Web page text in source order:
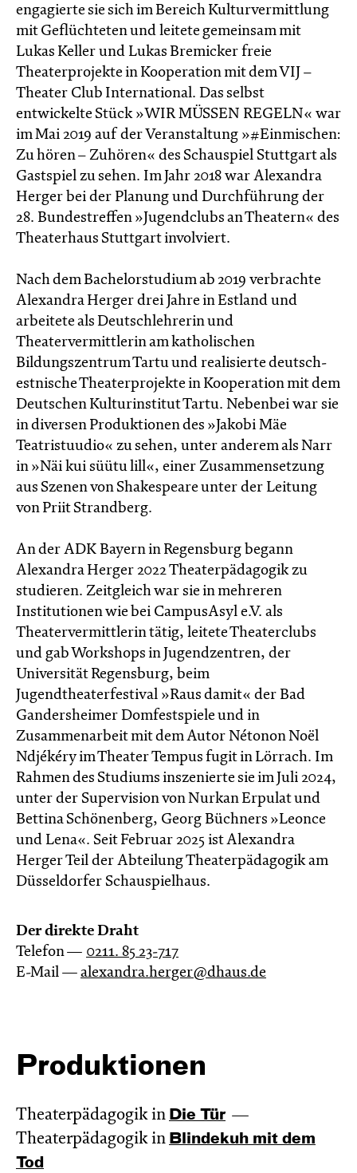
engagierte sie sich im Bereich Kulturvermittlung
mit Geflüchteten und leitete gemeinsam mit
Lukas Keller und Lukas Bremicker freie
Theaterprojekte in Kooperation mit dem VIJ –
Theater Club International. Das selbst
entwickelte Stück »WIR MÜSSEN REGELN« war
im Mai 2019 auf der Veranstaltung »#Einmischen:
Zu hören – Zuhören« des Schauspiel Stuttgart als
Gastspiel zu sehen. Im Jahr 2018 war Alexandra
Herger bei der Planung und Durchführung der
28. Bundestreffen »Jugendclubs an Theatern« des
Theaterhaus Stuttgart involviert.
Nach dem Bachelorstudium ab 2019 verbrachte
Alexandra Herger drei Jahre in Estland und
arbeitete als Deutschlehrerin und
Theatervermittlerin am katholischen
Bildungszentrum Tartu und realisierte deutsch-
estnische Theaterprojekte in Kooperation mit dem
Deutschen Kulturinstitut Tartu. Nebenbei war sie
in diversen Produktionen des »Jakobi Mäe
Teatristuudio« zu sehen, unter anderem als Narr
in »Näi kui süütu lill«, einer Zusammensetzung
aus Szenen von Shakespeare unter der Leitung
von Priit Strandberg.
An der ADK Bayern in Regensburg begann
Alexandra Herger 2022 Theaterpädagogik zu
studieren. Zeitgleich war sie in mehreren
Institutionen wie bei CampusAsyl e.V. als
Theatervermittlerin tätig, leitete Theaterclubs
und gab Workshops in Jugendzentren, der
Universität Regensburg, beim
Jugendtheaterfestival »Raus damit« der Bad
Gandersheimer Domfestspiele und in
Zusammenarbeit mit dem Autor Nétonon Noël
Ndjékéry im Theater Tempus fugit in Lörrach. Im
Rahmen des Studiums inszenierte sie im Juli 2024,
unter der Supervision von Nurkan Erpulat und
Bettina Schönenberg, Georg Büchners »Leonce
und Lena«. Seit Februar 2025 ist Alexandra
Herger Teil der Abteilung Theaterpädagogik am
Düsseldorfer Schauspielhaus.
Der direkte Draht
Telefon — 0211. 85 23-717
E-Mail — alexandra.herger@dhaus.de
Produktionen
Theaterpädagogik in Die Tür
Theaterpädagogik in Blinde­kuh mit dem
Tod